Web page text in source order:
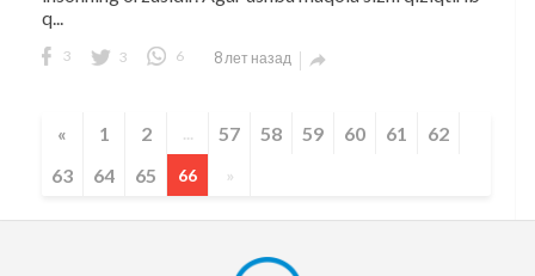
q...
3 3 6 8 лет назад 
« 1 2 ... 57 58 59 60 61
62
63
64 65 66 »